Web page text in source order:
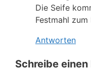
Die Seife
Festmahl zum
Antworten
Schreibe